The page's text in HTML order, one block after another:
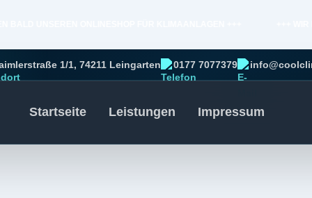
1/1, 74211 Leingarten 0177 7077379
Startseite Leistungen Impressum